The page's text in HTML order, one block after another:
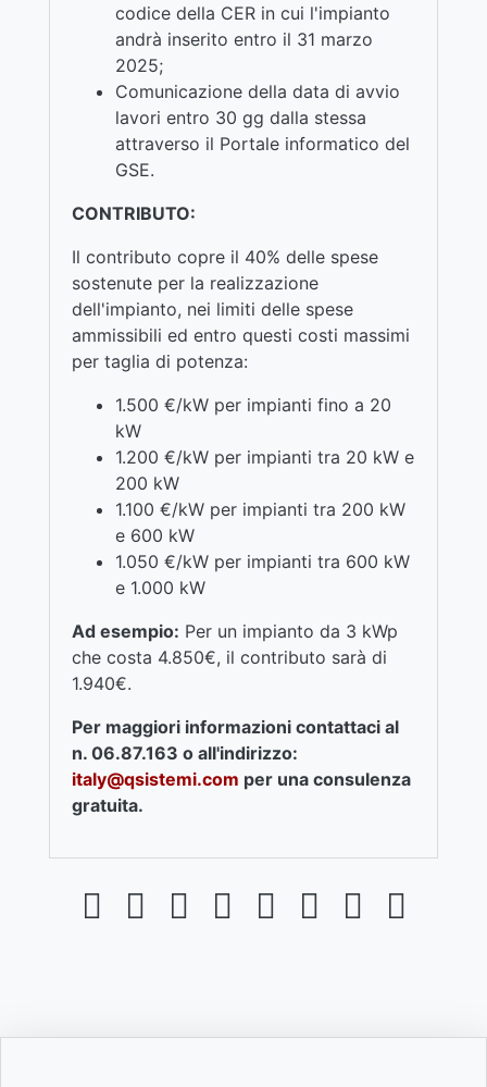
codice della CER in cui l'impianto
andrà inserito entro il 31 marzo
2025;
Comunicazione della data di avvio
lavori entro 30 gg dalla stessa
attraverso il Portale informatico del
GSE.
CONTRIBUTO:
Il contributo copre il 40% delle spese
sostenute per la realizzazione
dell'impianto, nei limiti delle spese
ammissibili ed entro questi costi massimi
per taglia di potenza:
1.500 €/kW per impianti fino a 20
kW
1.200 €/kW per impianti tra 20 kW e
200 kW
1.100 €/kW per impianti tra 200 kW
e 600 kW
1.050 €/kW per impianti tra 600 kW
e 1.000 kW
Ad esempio: Per un impianto da 3 kWp
che costa 4.850€, il contributo sarà di
1.940€.
Per maggiori informazioni contattaci al
n. 06.87.163 o all'indirizzo:
italy@qsistemi.com per una consulenza
gratuita.